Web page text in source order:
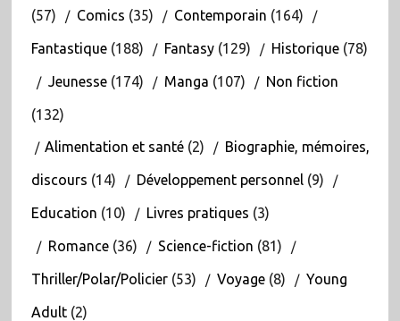
(57) Comics (35) Contemporain (164)
Fantastique(188) Fantasy(129) Historique(78)
Jeunesse(174) Manga (107) Non fiction
(132)
Alimentation et santé(2) Biographie, mémoires,
discours (14) Développement personnel(9)
Education (10) Livres pratiques (3)
Romance(36) Science-fiction (81)
Thriller/Polar/Policier(53) Voyage(8) Young
Adult(2)